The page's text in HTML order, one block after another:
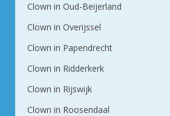
Clown in Oud-Beijerland
Clown in Overijssel
Clown in Papendrecht
Clown in Ridderkerk
Clown in Rijswijk
Clown in Roosendaal